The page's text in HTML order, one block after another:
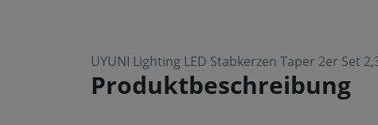
UYUNI Lighting LED Stabkerzen Taper 2er Set
Produktbeschreibung